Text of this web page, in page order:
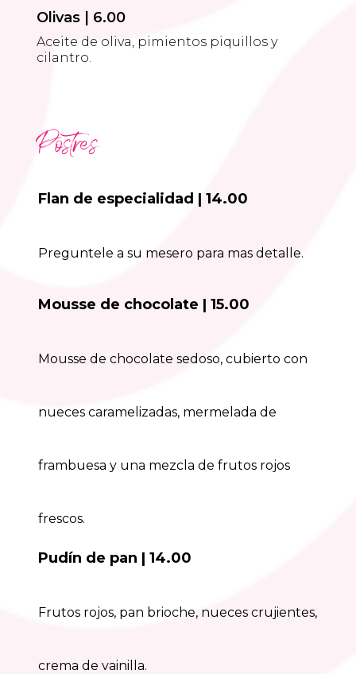
Olivas | 6.00
Aceite de oliva, pimientos piquillos y
cilantro.
Postres
Flan de especialidad | 14.00
Preguntele a su mesero para mas detalle.
Mousse de chocolate | 15.00
Mousse de chocolate sedoso, cubierto con
nueces caramelizadas, mermelada de
frambuesa y una mezcla de frutos rojos
frescos.
Pudín de pan | 14.00
Frutos rojos, pan brioche, nueces crujientes,
crema de vainilla.